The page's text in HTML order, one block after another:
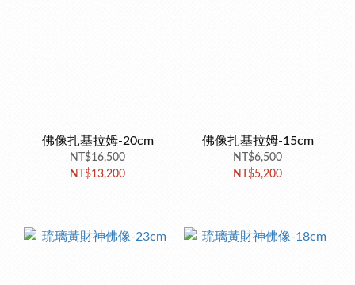
佛像扎基拉姆-20cm
NT$16,500
NT$13,200
佛像扎基拉姆-15cm
NT$6,500
NT$5,200